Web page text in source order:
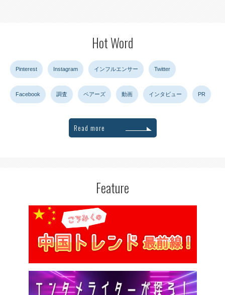
Hot Word
Pinterest Instagram インフルエンサー Twitter
Facebook 調査 ペアーズ 動画 インタビュー PR
Read more
Feature